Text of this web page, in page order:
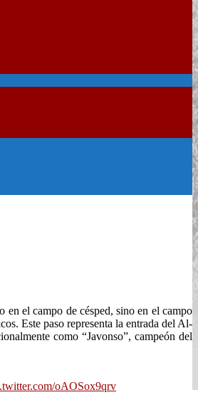
el campo de césped, sino en el campo
Este paso representa la entrada del Al-
como “Javonso”, campeón del
oAOSox9qrv